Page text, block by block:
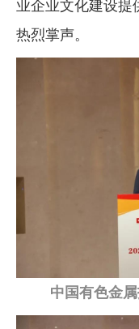
业企业文化建设提
热烈掌声。
中国有色金